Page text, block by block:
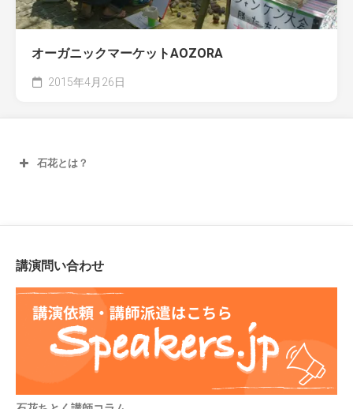
オーガニックマーケットAOZORA
2015年4月26日
石花とは？
講演問い合わせ